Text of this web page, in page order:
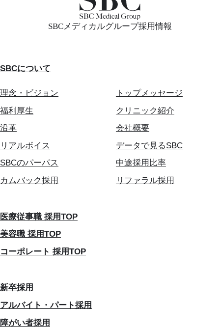
SBCメディカルグループ採用情報
SBCについて
理念・ビジョン
トップメッセージ
福利厚生
クリニック紹介
沿革
会社概要
リアルボイス
データで見るSBC
SBCのパーパス
中途採用比率
カムバック採用
リファラル採用
医療従事職 採用TOP
美容職 採用TOP
コーポレート 採用TOP
新卒採用
アルバイト・パート採用
障がい者採用